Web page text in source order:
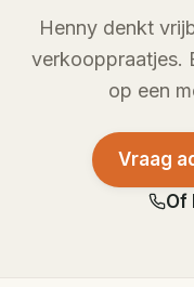
Henny denkt
verkooppraatjes.
op een
Vraag
Of